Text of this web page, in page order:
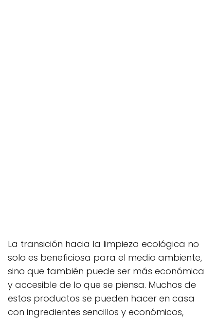
La transición hacia la limpieza ecológica no
solo es beneficiosa para el medio ambiente,
sino que también puede ser más económica
y accesible de lo que se piensa. Muchos de
estos productos se pueden hacer en casa
con ingredientes sencillos y económicos,